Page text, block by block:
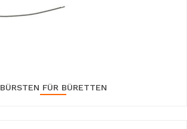
BÜRSTEN FÜR BÜRETTEN